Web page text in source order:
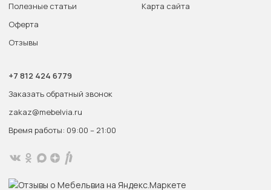
Полезные статьи
Оферта
Отзывы
Карта сайта
+7 812 424 6779
Заказать обратный звонок
zakaz@mebelvia.ru
Время работы: 09:00 – 21:00